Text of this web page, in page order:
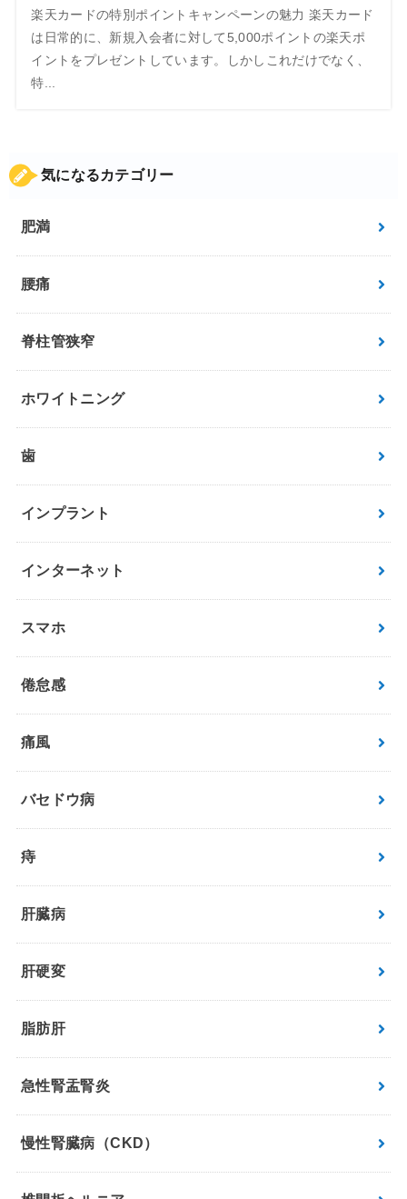
楽天カードの特別ポイントキャンペーンの魅力 楽天カード
は日常的に、新規入会者に対して5,000ポイントの楽天ポ
イントをプレゼントしています。しかしこれだけでなく、
特...
気になるカテゴリー
肥満
腰痛
脊柱管狭窄
ホワイトニング
歯
インプラント
インターネット
スマホ
倦怠感
痛風
バセドウ病
痔
肝臓病
肝硬変
脂肪肝
急性腎盂腎炎
慢性腎臓病（CKD）